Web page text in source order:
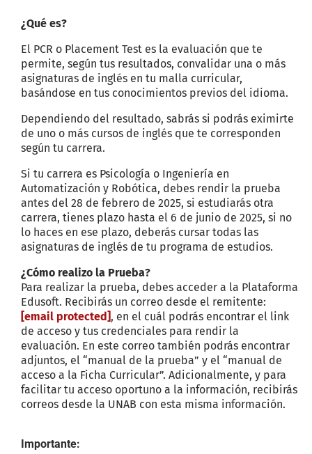
¿Qué es?
El PCR o Placement Test es la evaluación que te
permite, según tus resultados, convalidar una o más
asignaturas de inglés en tu malla curricular,
basándose en tus conocimientos previos del idioma.
Dependiendo del resultado, sabrás si podrás eximirte
de uno o más cursos de inglés que te corresponden
según tu carrera.
Si tu carrera es Psicología o Ingeniería en
Automatización y Robótica, debes rendir la prueba
antes del 28 de febrero de 2025, si estudiarás otra
carrera, tienes plazo hasta el 6 de junio de 2025, si no
lo haces en ese plazo, deberás cursar todas las
asignaturas de inglés de tu programa de estudios.
¿Cómo realizo la Prueba?
Para realizar la prueba, debes acceder a la Plataforma
Edusoft. Recibirás un correo desde el remitente:
[email protected], en el cuál podrás encontrar el link
de acceso y tus credenciales para rendir la
evaluación. En este correo también podrás encontrar
adjuntos, el “manual de la prueba” y el “manual de
acceso a la Ficha Curricular”. Adicionalmente, y para
facilitar tu acceso oportuno a la información, recibirás
correos desde la UNAB con esta misma información.
Importante: